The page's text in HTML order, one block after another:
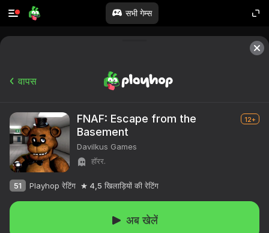
सभी गेम्स
वापस
FNAF: Escape from the
Basement
12+
Davilkus Games
हॉरर.
51 Playhop रेटिंग 4,5 खिलाड़ियों की रेटिंग
अब खेलें